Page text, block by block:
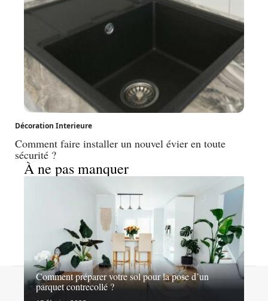
Décoration Interieure
Comment faire installer un nouvel évier en toute
sécurité ?
À ne pas manquer
Comment préparer votre sol pour la pose d’un
parquet contrecollé ?
Contact Mentions légales Sitemap